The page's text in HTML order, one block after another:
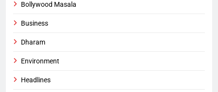
Bollywood Masala
Business
Dharam
Environment
Headlines